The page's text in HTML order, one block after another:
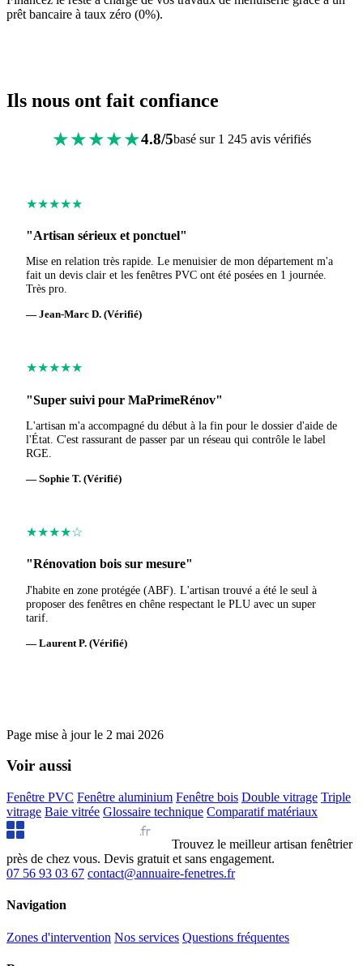
prêt bancaire à taux zéro (0%).
Ils nous ont fait confiance
★★★★★4.8/5basé sur 1 245 avis vérifiés
★★★★★
"Artisan sérieux et ponctuel"
Mise en relation très rapide. Le menuisier de mon département m'a
fait un devis clair et les fenêtres PVC ont été posées en 1 journée.
Très pro.
— Jean-Marc D. (Vérifié)
★★★★★
"Super suivi pour MaPrimeRénov"
L'artisan m'a accompagné du début à la fin pour le dossier d'aide de
l'État. C'est rassurant de passer par un réseau qui contrôle le label
RGE.
— Sophie T. (Vérifié)
★★★★☆
"Rénovation bois sur mesure"
J'habite en zone protégée (ABF). L'artisan trouvé a été le seul à
proposer des fenêtres en chêne respectant le PLU avec un super
tarif.
— Laurent P. (Vérifié)
Page mise à jour le 2 mai 2026
Voir aussi
Fenêtre PVC Fenêtre aluminium Fenêtre bois Double vitrage Triple
vitrage Baie vitrée Glossaire technique Comparatif matériaux
Annuaire Fenêtres.fr
Trouvez le meilleur artisan fenêtrier
près de chez vous. Devis gratuit et sans engagement.
07 56 93 03 67 contact@annuaire-fenetres.fr
Navigation
Zones d'intervention Nos services Questions fréquentes